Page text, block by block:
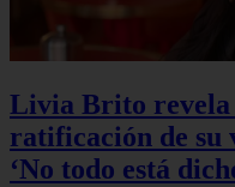
Livia Brito revela
ratificación de su
‘No todo está